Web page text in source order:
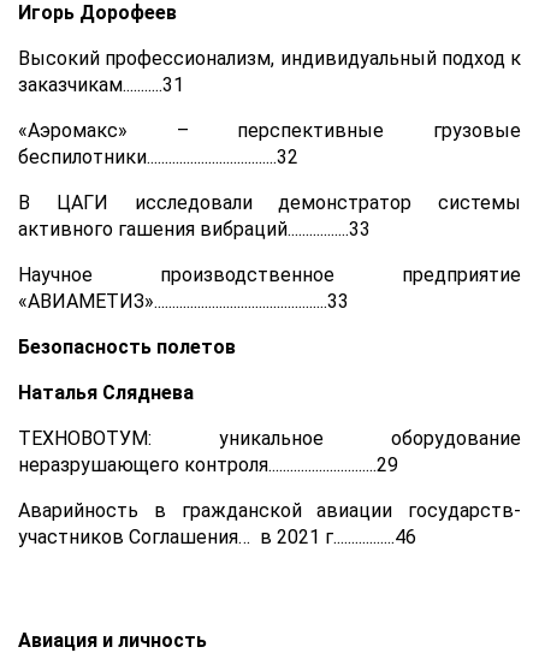
Игорь Дорофеев
Высокий профессионализм, индивидуальный подход к
заказчикам...........31
«Аэромакс» – перспективные грузовые
беспилотники....................................32
В ЦАГИ исследовали демонстратор системы
активного гашения вибраций.................33
Научное производственное предприятие
«АВИАМЕТИЗ»................................................33
Безопасность полетов
Наталья Сляднева
ТЕХНОВОТУМ: уникальное оборудование
неразрушающего контроля..............................29
Аварийность в гражданской авиации государств-
участников Соглашения… в 2021 г.................46
Авиация и личность